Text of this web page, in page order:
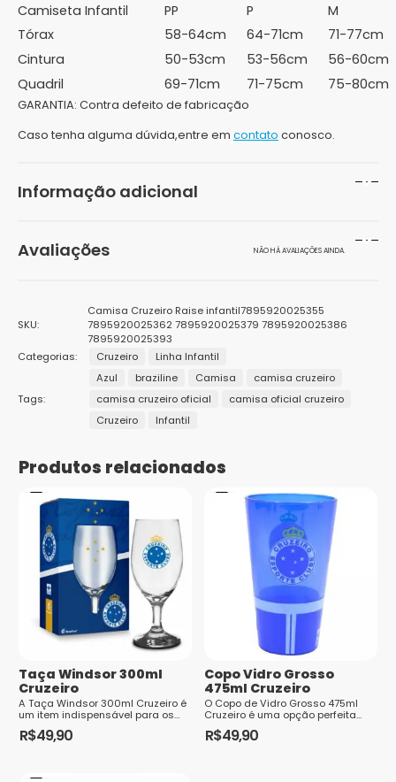
Camiseta Infantil PP P
M
Tórax
58-64cm 64-71cm
71-77cm
Cintura
50-53cm 53-56cm
56-60cm
Quadril
69-71cm 71-75cm 75-80cm
GARANTIA: Contra defeito de fabricação
Caso tenha alguma dúvida,entre em contato conosco.
Informação adicional
Braziline
Tamanhos
Avaliações NÃO HÁ AVALIAÇÕES AINDA.
infantil”
O seu endereço de e-mail não será publicado.
Sua avaliação*
1
estrelas
2 de
3 de 5
4 de 5
5 de 5
Sua avaliação sobre o produto
Nome *
E-mail
Saiba
como seus dados em comentários são
processados
SKU:
Camisa Cruzeiro Raise infantil7895920025355
7895920025362 7895920025379 7895920025386
7895920025393
Categorias:
Cruzeiro Linha Infantil
Tags:
Azul braziline Camisa
camisa cruzeiro
camisa cruzeiro oficial
camisa oficial cruzeiro
Cruzeiro
Infantil
Produtos relacionados
Taça Windsor 300ml
Cruzeiro
A Taça Windsor 300ml Cruzeiro é
um item indispensável para os
verdadeiros torcedores do time.
Feita em vidro de alta qualidade,
R$49,90
Copo Vidro Grosso
475ml Cruzeiro
O Copo de Vidro Grosso 475ml
Cruzeiro é uma opção perfeita
para os torcedores do time de
futebol Cruzeiro. Com capacidade
R$49,90